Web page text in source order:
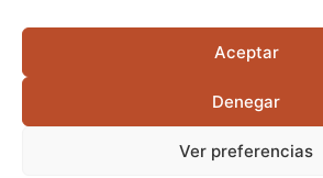
Aceptar
Denegar
Ver preferencias
621 238 242